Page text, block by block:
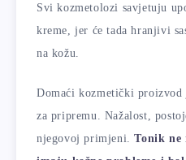
Svi kozmetolozi savjetuju
kreme, jer će tada hranjivi
na kožu.
Domaći kozmetički
za pripremu. Nažalost,
njegovoj primjeni.Tonik